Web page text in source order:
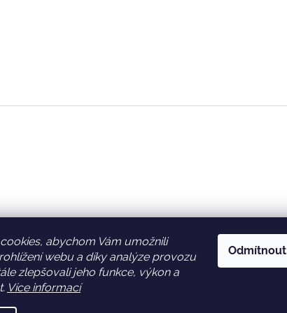
abychom Vám umožnili
webu a díky analýze provozu
zlepšovali jeho funkce, výkon a
Více informací
Odmítnout
Facebook Věrnostní slevy